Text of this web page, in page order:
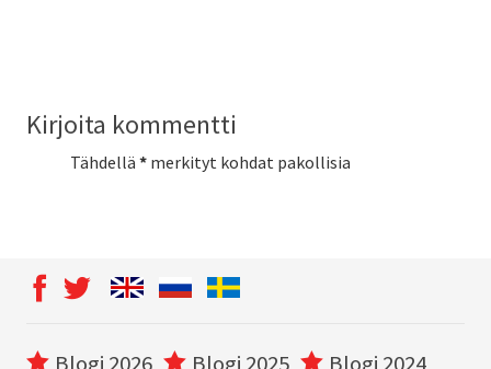
Kirjoita kommentti
Tähdellä * merkityt kohdat pakollisia